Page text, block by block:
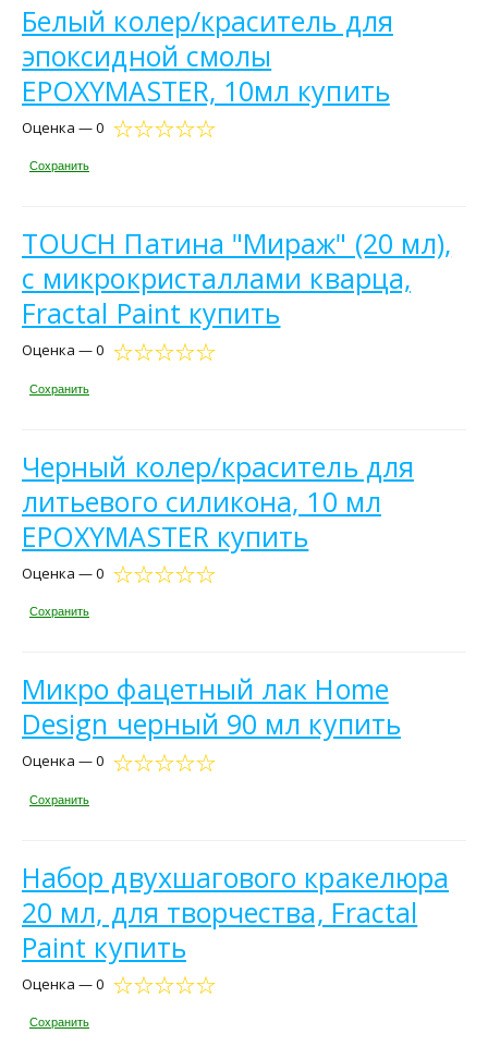
Белый колер/краситель для
эпоксидной смолы
EPOXYMASTER, 10мл купить
Оценка — 0
Сохранить
TOUCH Патина "Мираж" (20 мл),
с микрокристаллами кварца,
Fractal Paint купить
Оценка — 0
Сохранить
Черный колер/краситель для
литьевого силикона, 10 мл
EPOXYMASTER купить
Оценка — 0
Сохранить
Микро фацетный лак Home
Design черный 90 мл купить
Оценка — 0
Сохранить
Набор двухшагового кракелюра
20 мл, для творчества, Fractal
Paint купить
Оценка — 0
Сохранить